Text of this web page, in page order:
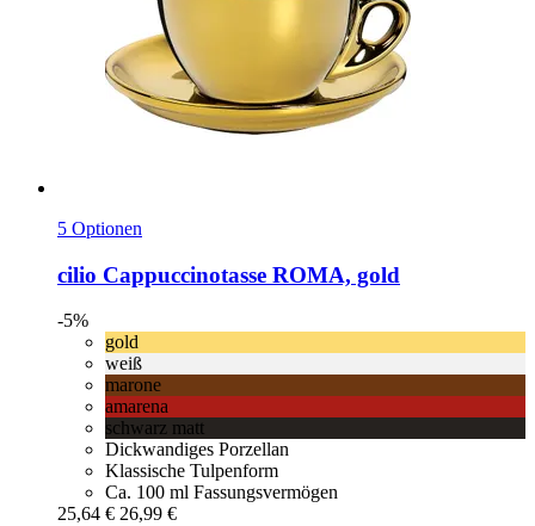
5 Optionen
cilio Cappuccinotasse ROMA, gold
-5%
gold
weiß
marone
amarena
schwarz matt
Dickwandiges Porzellan
Klassische Tulpenform
Ca. 100 ml Fassungsvermögen
25,64 € 26,99 €